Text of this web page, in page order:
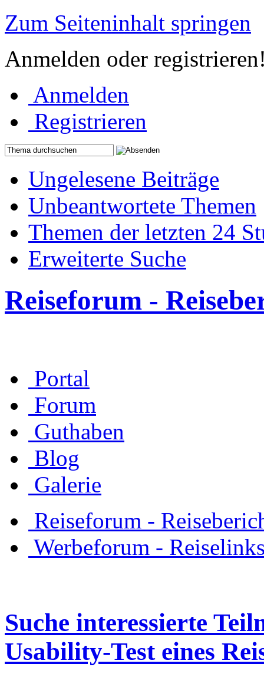
Zum Seiteninhalt springen
Anmelden oder
Anmelden
Registrieren
Ungelesene Beiträge
Unbeantwortete Themen
Themen der letzten 24
Erweiterte Suche
Reiseforum -
Portal
Forum
Guthaben
Blog
Galerie
Reiseforum -
Werbeforum -
Suche interessierte
Usability-Test eines